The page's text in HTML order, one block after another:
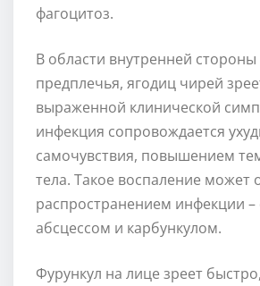
фагоцитоз.
В области внутренней стороны
предплечья, ягодиц чирей
выраженной клинической
инфекция сопровождается
самочувствия, повышением
тела. Такое воспаление может
распространением инфекции –
абсцессом и карбункулом.
Фурункул на лице зреет быстро,